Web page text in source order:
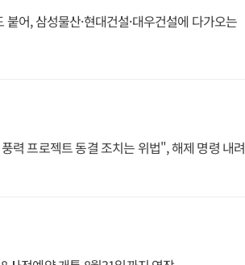
어, 삼성물산·현대건설·대우건설에 다가오는
력 프로젝트 동결 조치는 위법", 해제 명령 내려